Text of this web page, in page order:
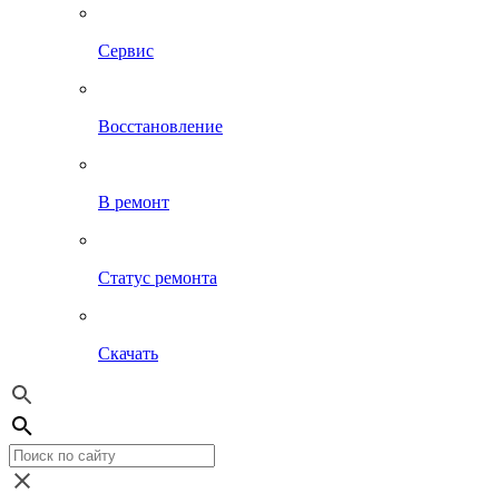
Сервис
Восстановление
В ремонт
Статус ремонта
Скачать